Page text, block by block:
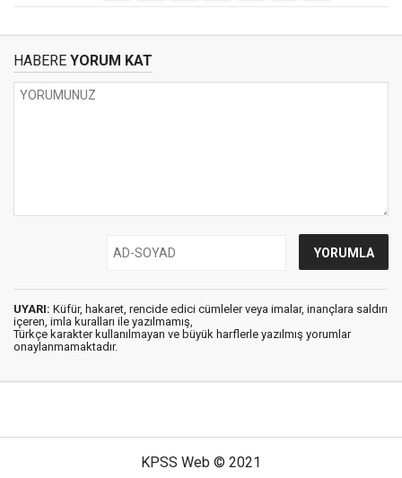
HABERE YORUM KAT
UYARI: Küfür, hakaret, rencide edici cümleler veya imalar, inançlara saldırı
içeren, imla kuralları ile yazılmamış,
Türkçe karakter kullanılmayan ve büyük harflerle yazılmış yorumlar
onaylanmamaktadır.
KPSS Web © 2021